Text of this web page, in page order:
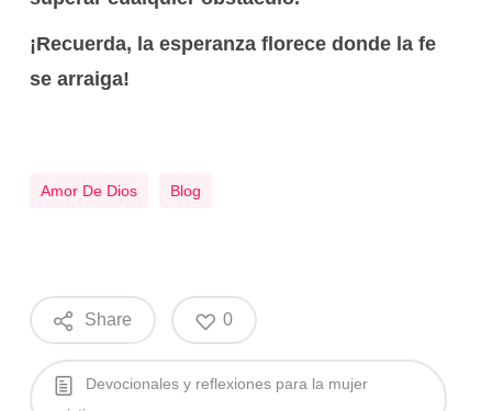
¡Recuerda, la esperanza florece donde la fe
se arraiga!
Amor De Dios Blog
Share 0
Devocionales y reflexiones para la mujer